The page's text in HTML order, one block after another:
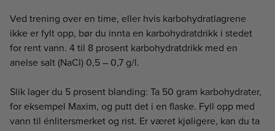
Ved trening over en time, eller hvis karbohydratlagrene
ikke er fylt opp, bør du innta en karbohydratdrikk i stedet
for rent vann. 4 til 8 prosent karbohydratdrikk med en
anelse salt (NaCl) 0,5 – 0,7 g/l.
Slik lager du 5 prosent blanding: Ta 50 gram karbohydrater,
for eksempel Maxim, og putt det i en ﬂaske. Fyll opp med
vann til énlitersmerket og rist. Er været kjøligere, kan du ta